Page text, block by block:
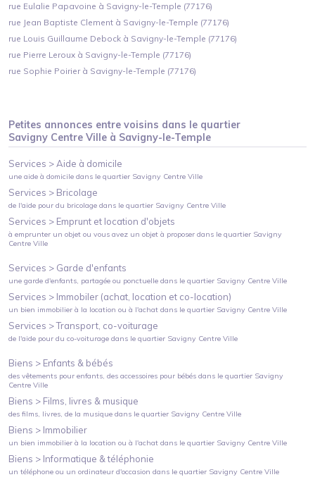
rue Eulalie Papavoine à Savigny-le-Temple (77176)
rue Jean Baptiste Clement à Savigny-le-Temple (77176)
rue Louis Guillaume Debock à Savigny-le-Temple (77176)
rue Pierre Leroux à Savigny-le-Temple (77176)
rue Sophie Poirier à Savigny-le-Temple (77176)
Petites annonces entre voisins dans le quartier
Savigny Centre Ville à Savigny-le-Temple
Services >Aide à domicile
une aide à domicile dans le quartier Savigny Centre Ville
Services > Bricolage
de l'aide pour du bricolage dans le quartier Savigny Centre Ville
Services > Emprunt et location d'objets
à emprunter un objet ou vous avez un objet à proposer dans le quartier Savigny
Centre Ville
Services > Garde d'enfants
une garde d'enfants, partagée ou ponctuelle dans le quartier Savigny Centre Ville
Services > Immobiler (achat, location et co-location)
un bien immobilier à la location ou à l'achat dans le quartier Savigny Centre Ville
Services >Transport, co-voiturage
de l'aide pour du co-voiturage dans le quartier Savigny Centre Ville
Biens > Enfants & bébés
des vêtements pour enfants, des accessoires pour bébés dans le quartier Savigny
Centre Ville
Biens > Films, livres & musique
des films, livres, de la musique dans le quartier Savigny Centre Ville
Biens > Immobilier
un bien immobilier à la location ou à l'achat dans le quartier Savigny Centre Ville
Biens > Informatique & téléphonie
un téléphone ou un ordinateur d'occasion dans le quartier Savigny Centre Ville